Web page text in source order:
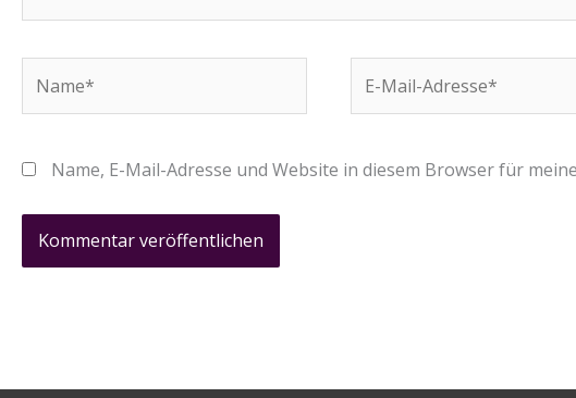
Mail-
Name, E-Mail-Adresse und Website in diesem Browser für